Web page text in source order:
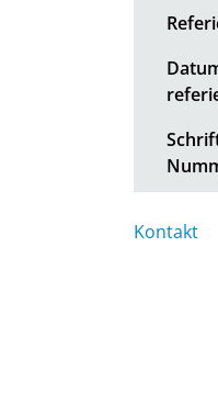
Kontakt